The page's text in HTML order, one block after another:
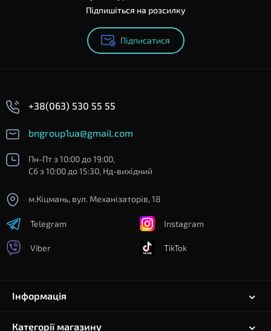
Підпишіться на розсилку
Підписатися
+38(063) 530 55 55
bngroup1ua@gmail.com
Пн-Пт з 10:00 до 19:00,
Сб з 10:00 до 15:30, Нд-вихідний
м.Кіцмань, вул. Механізаторів, 18
Telegram
Viber
Instagram
TikTok
Інформація
Категорії магазину